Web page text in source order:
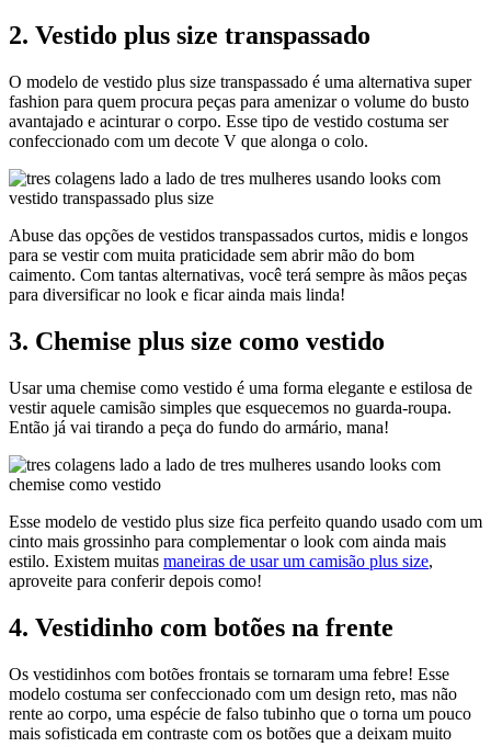
2. Vestido plus size transpassado
O modelo de vestido plus size transpassado é uma alternativa super
fashion para quem procura peças para amenizar o volume do busto
avantajado e acinturar o corpo. Esse tipo de vestido costuma ser
confeccionado com um decote V que alonga o colo.
Abuse das opções de vestidos transpassados curtos, midis e longos
para se vestir com muita praticidade sem abrir mão do bom
caimento. Com tantas alternativas, você terá sempre às mãos peças
para diversificar no look e ficar ainda mais linda!
3. Chemise plus size como vestido
Usar uma chemise como vestido é uma forma elegante e estilosa de
vestir aquele camisão simples que esquecemos no guarda-roupa.
Então já vai tirando a peça do fundo do armário, mana!
Esse modelo de vestido plus size fica perfeito quando usado com um
cinto mais grossinho para complementar o look com ainda mais
estilo. Existem muitas maneiras de usar um camisão plus size,
aproveite para conferir depois como!
4. Vestidinho com botões na frente
Os vestidinhos com botões frontais se tornaram uma febre! Esse
modelo costuma ser confeccionado com um design reto, mas não
rente ao corpo, uma espécie de falso tubinho que o torna um pouco
mais sofisticada em contraste com os botões que a deixam muito